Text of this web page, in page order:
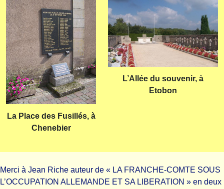
La Place des Fusillés, à
Chenebier
L’Allée du souvenir, à
Etobon
Merci à Jean Riche auteur de « LA FRANCHE-COMTE SOUS
L’OCCUPATION ALLEMANDE ET SA LIBERATION » en deux